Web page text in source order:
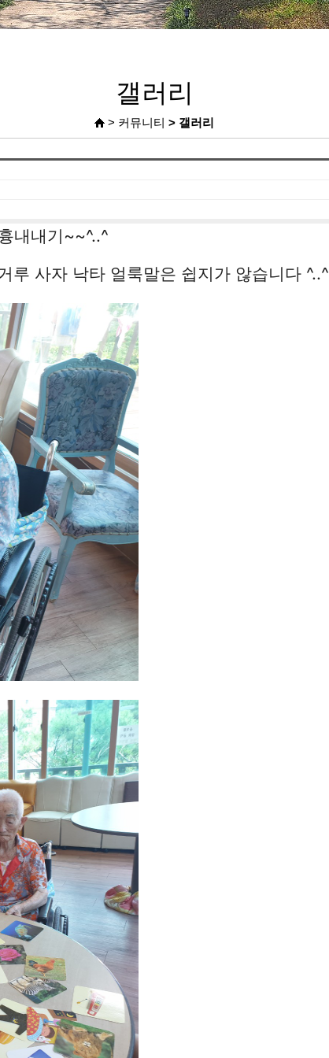
갤러리
> 커뮤니티 > 갤러리
내내기~~^..^
루 사자 낙타 얼룩말은 쉽지가 않습니다 ^..^